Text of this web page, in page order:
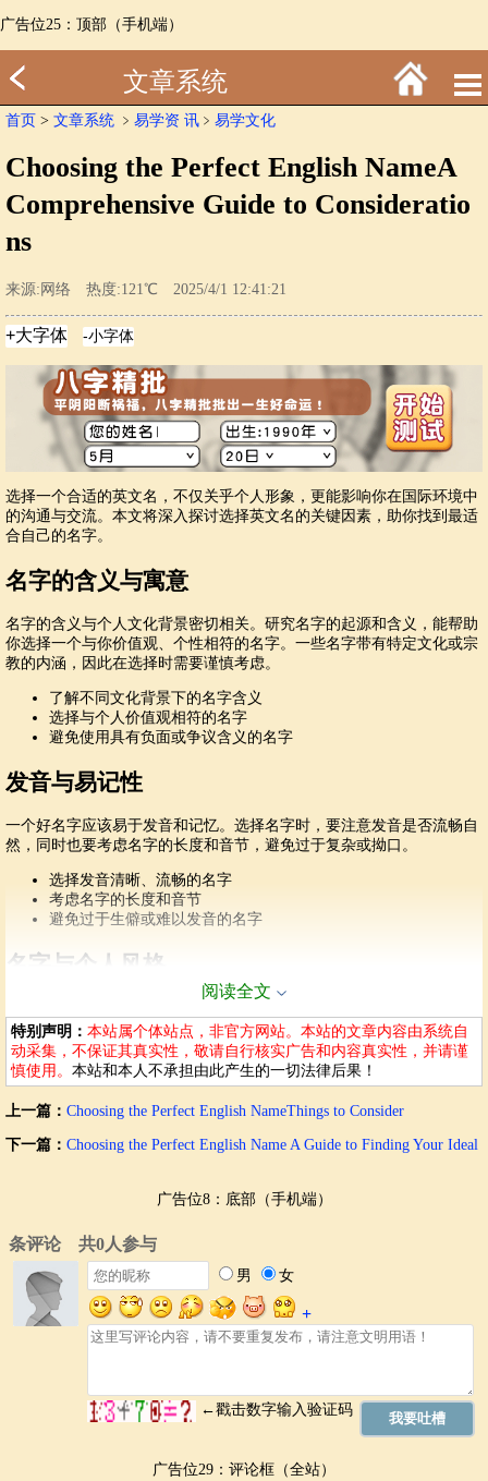
广告位25：顶部（手机端）
文章系统
首页 > 文章系统 ﹥ 易学资 讯 ﹥ 易学文化
Choosing the Perfect English NameA
Comprehensive Guide to Consideratio
ns
来源:网络 热度:121℃ 2025/4/1 12:41:21
选择一个合适的英文名，不仅关乎个人形象，更能影响你在国际环境中
的沟通与交流。本文将深入探讨选择英文名的关键因素，助你找到最适
合自己的名字。
名字的含义与寓意
名字的含义与个人文化背景密切相关。研究名字的起源和含义，能帮助
你选择一个与你价值观、个性相符的名字。一些名字带有特定文化或宗
教的内涵，因此在选择时需要谨慎考虑。
了解不同文化背景下的名字含义
选择与个人价值观相符的名字
避免使用具有负面或争议含义的名字
发音与易记性
一个好名字应该易于发音和记忆。选择名字时，要注意发音是否流畅自
然，同时也要考虑名字的长度和音节，避免过于复杂或拗口。
选择发音清晰、流畅的名字
考虑名字的长度和音节
避免过于生僻或难以发音的名字
名字与个人风格
有活力、充满正能量的名字；一个沉稳内敛的人，可以选择一个稳重、
富有内涵的名字。
选择与个人气质相符的名字
考虑名字在不同场合下的表达效果
流行趋势与个人特色
了解当前的流行趋势可以帮助你选择一个相对新颖的名字，但更重要的
是要突出个人特色。不要盲目追随潮流，选择一个真正属于自己的名
了解当前的英文名流行趋势
保持个人特色，避免人云亦云
选择一些经典但不过时的名字
名字的谐音与避免
在选择英文名时，要避免与其他词语或口语产生不当的谐音，防止出现
尴尬或负面联想。
参考相关字典或词典
阅读全文
特别声明： 本站属个体站点，非官方网站。本站的文章内容由系统自
动采集，不保证其真实性，敬请自行核实广告和内容真实性，并请谨
慎使用。 本站和本人不承担由此产生的一切法律后果！
上一篇： Choosing the Perfect English NameThings to Consider
下一篇： Choosing the Perfect English Name A Guide to Finding Your Ideal
广告位8：底部（手机端）
广告位29：评论框（全站）